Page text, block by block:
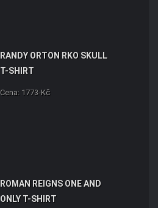
RANDY ORTON RKO SKULL
T-SHIRT
Cena: 1773-Kč
ROMAN REIGNS ONE AND
ONLY T-SHIRT